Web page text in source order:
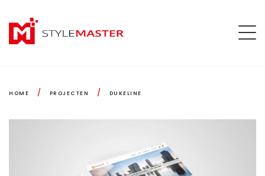
HOME / PROJECTEN / DUKELINE